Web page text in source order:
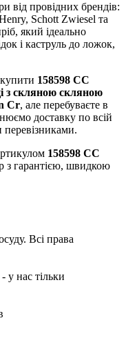
від провідних брендів:
Schott Zwiesel та
який ідеально
і каструль до ложок,
158598 CC
з скляною скляною
Cr, але перебуваєте в
доставку по всій
158598 CC
з гарантією, швидкою
Всі права
у нас тільки